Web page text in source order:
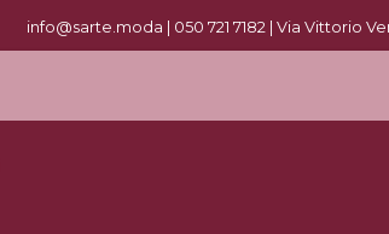
info@sarte.moda | 050 721 7182| Via Vittorio